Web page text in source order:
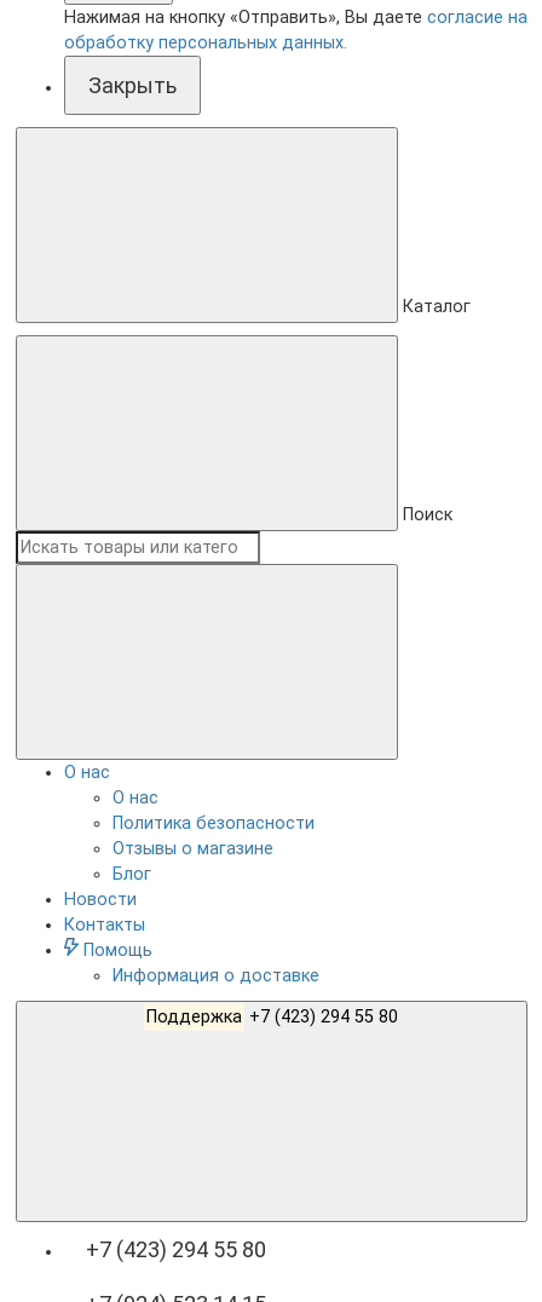
Нажимая на кнопку «Отправить», Вы даете согласие на
обработку персональных данных.
Закрыть
Каталог
Поиск
О нас
О нас
Политика безопасности
Отзывы о магазине
Блог
Новости
Контакты
Помощь
Информация о доставке
Поддержка
+7 (423) 294 55 80